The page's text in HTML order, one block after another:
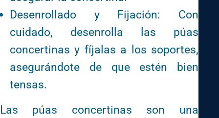
Desenrollado y Fijación: Con
cuidado, desenrolla las púas
concertinas y fíjalas a los soportes,
asegurándote de que estén bien
tensas.
Las púas concertinas son una